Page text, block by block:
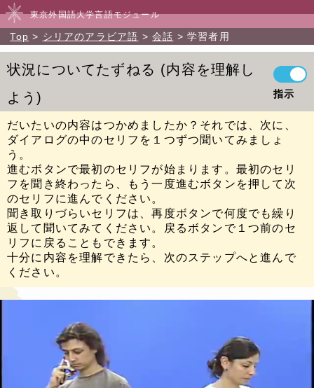
東京外国語大学言語モジュール
Top シリアのアラビア語 会話 学習者用
状況についてたずねる
内容を理解し
よう
指示
だいたいの内容はつかめましたか？それでは、次に、
ダイアログの中のセリフを１つずつ聞いてみましょ
う。
進むボタンで最初のセリフが始まります。最初のセリ
フを聞き終わったら、もう一度進むボタンを押して次
のセリフに進んでください。
聞き取りづらいセリフは、再度ボタンで何度でも繰り
返して聞いてみてください。戻るボタンで１つ前のセ
リフに戻ることもできます。
十分に内容を理解できたら、次のステップへと進んで
ください。